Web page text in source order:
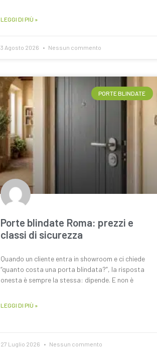
LEGGI DI PIÙ »
3 Agosto 2026 Nessun commento
PORTE BLINDATE
Porte blindate Roma: prezzi e
classi di sicurezza
Quando un cliente entra in showroom e ci chiede
“quanto costa una porta blindata?”, la risposta
onesta è sempre la stessa: dipende. E non è
LEGGI DI PIÙ »
27 Luglio 2026 Nessun commento